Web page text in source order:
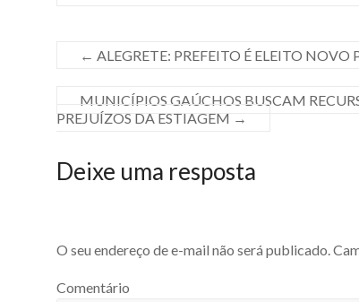
← ALEGRETE: PREFEITO É ELEITO
MUNICÍPIOS GAÚCHOS BUSCAM
PREJUÍZOS DA ESTIAGEM →
Deixe uma resposta
O seu endereço de e-mail não será publicado.
Comentário